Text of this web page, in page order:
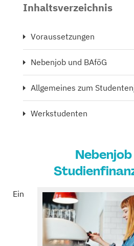
Inhaltsverzeichnis
Voraussetzungen
Nebenjob und BAföG
Allgemeines zum
Werkstudenten
Ein